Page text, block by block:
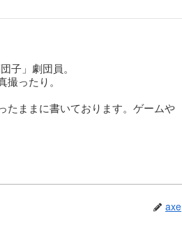
子」劇団員。
ったり。
たままに書いております。ゲームや
axe